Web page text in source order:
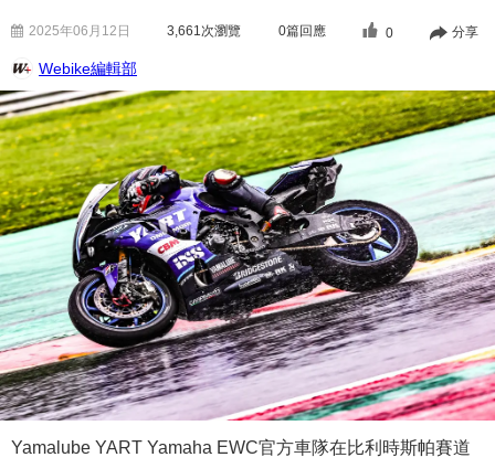
2025年06月12日 3,661 次瀏覽 0篇回應 0 分享
Webike編輯部
Yamalube YART Yamaha EWC官方車隊在比利時斯帕賽道